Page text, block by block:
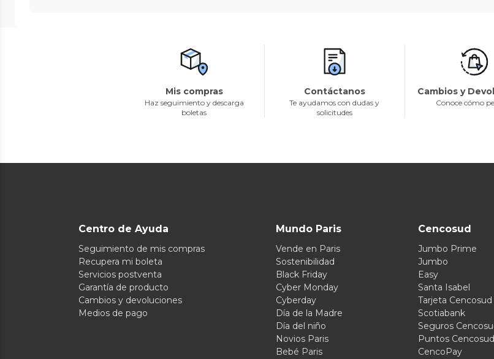
Mis compras
Haz seguimiento y descarga
boletas
Contáctanos
Te ayudamos con dudas y
solicitudes
Cambios y
Conoce cómo
Centro de Ayuda
Seguimiento de mis compras
Recupera mi boleta
Servicios postventa
Garantía de producto
Cambios y devoluciones
Medios de pago
Mundo Paris
Vende en Paris
Sostenibilidad
Black Friday
Cyber Monday
Cyberday
Día de la Madre
Día del niño
Novios Paris
Bebé Paris
Cencosud
Jumbo Prime
Jumbo
Easy
Santa Isabel
Tarjeta Cencosud
Scotiabank
Seguros
Puntos Cencosud
CencoPay